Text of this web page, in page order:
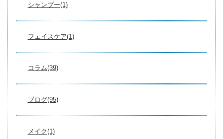
シャンプー(1)
フェイスケア(1)
コラム(39)
ブログ(95)
メイク(1)